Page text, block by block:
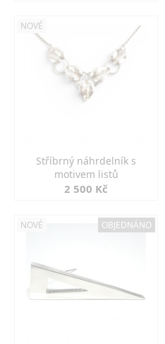
NOVÉ
Stříbrný náhrdelník s
motivem listů
2 500 Kč
NOVÉ OBJEDNÁNO